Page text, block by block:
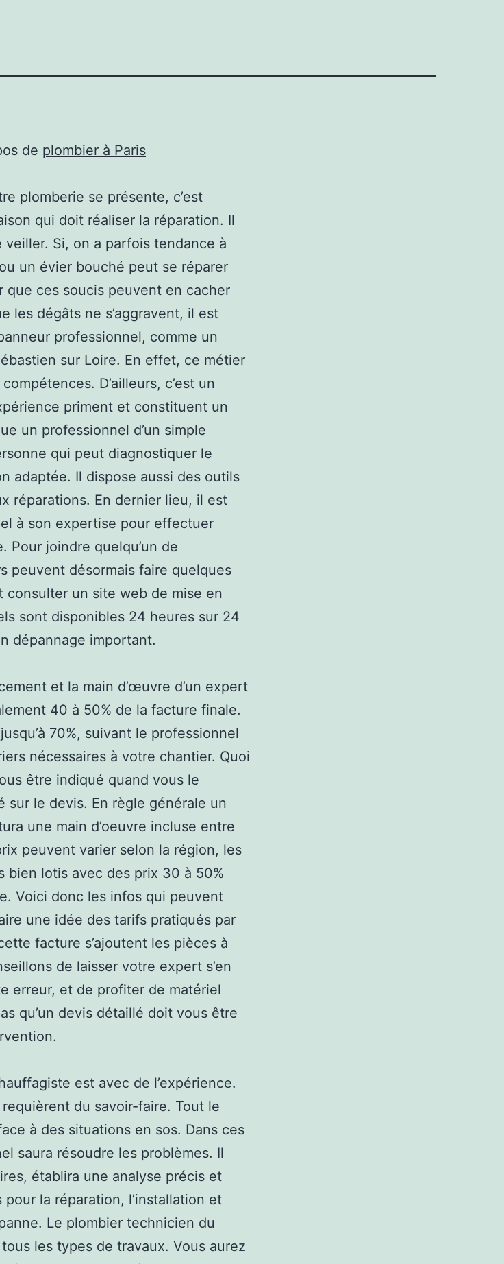
de plombier à Paris
plomberie se présente, c’est
qui doit réaliser la réparation. Il
Si, on a parfois tendance à
un évier bouché peut se réparer
ces soucis peuvent en cacher
les dégâts ne s’aggravent, il est
professionnel, comme un
sur Loire. En effet, ce métier
D’ailleurs, c’est un
priment et constituent un
un professionnel d’un simple
qui peut diagnostiquer le
adaptée. Il dispose aussi des outils
réparations. En dernier lieu, il est
à son expertise pour effectuer
Pour joindre quelqu’un de
peuvent désormais faire quelques
consulter un site web de mise en
sont disponibles 24 heures sur 24
dépannage important.
et la main d’œuvre d’un expert
40 à 50% de la facture finale.
70%, suivant le professionnel
nécessaires à votre chantier. Quoi
être indiqué quand vous le
sur le devis. En règle générale un
une main d’oeuvre incluse entre
peuvent varier selon la région, les
bien lotis avec des prix 30 à 50%
Voici donc les infos qui peuvent
une idée des tarifs pratiqués par
facture s’ajoutent les pièces à
de laisser votre expert s’en
erreur, et de profiter de matériel
qu’un devis détaillé doit vous être
est avec de l’expérience.
du savoir-faire. Tout le
à des situations en sos. Dans ces
saura résoudre les problèmes. Il
établira une analyse précis et
la réparation, l’installation et
Le plombier technicien du
tous les types de travaux. Vous aurez